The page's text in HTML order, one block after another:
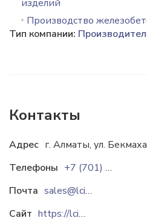
изделий
Производство
Тип компании:
Контакты
Адрес г. Алматы, ул.
Телефоны
+7 (701) 944-22-82
Почта
sales@lci-mk.kz
Сайт
https://lci-mk.kz